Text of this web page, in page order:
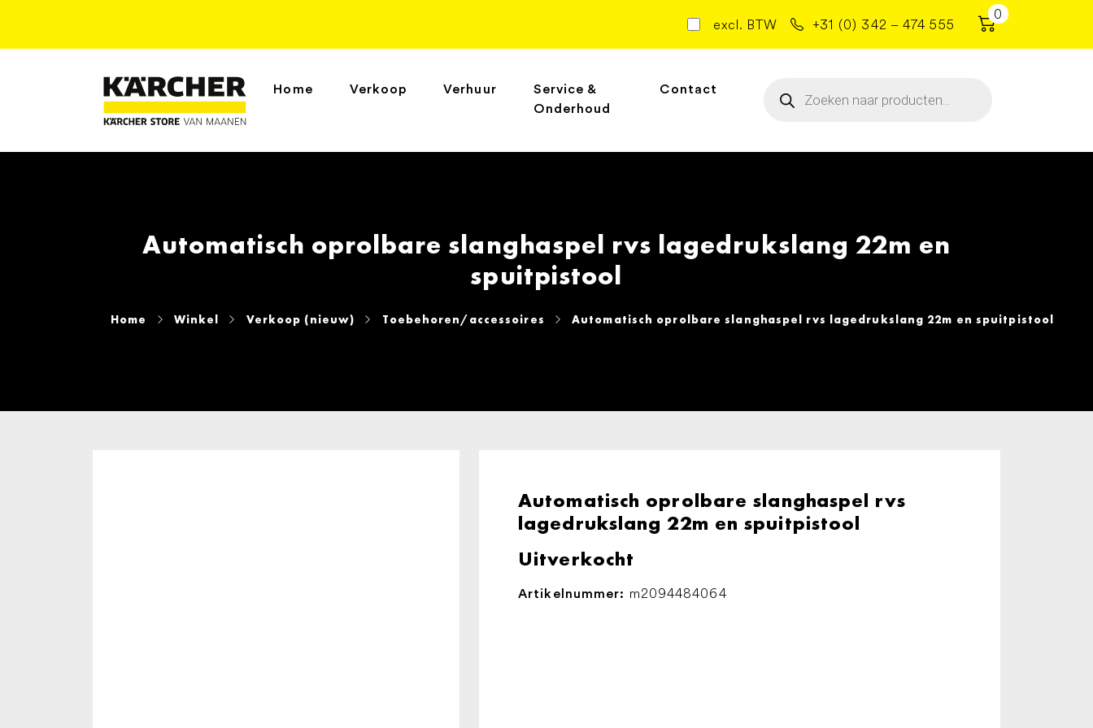
excl. BTW +31 (0) 342 – 474 555
0
Home Verkoop Verhuur
Service &
Onderhoud
Contact
zoeken
Automatisch oprolbare slanghaspel rvs lagedrukslang 22m en
spuitpistool
Home Winkel Verkoop (nieuw) Toebehoren/accessoires Automatisch oprolbare slanghaspel rvs lagedrukslang 22m en spuitpistool
Automatisch oprolbare slanghaspel rvs
lagedrukslang 22m en spuitpistool
Uitverkocht
Artikelnummer: m2094484064